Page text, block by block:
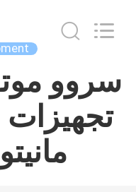
خانه
محصولات
سروو